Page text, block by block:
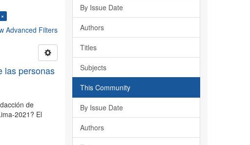
Advanced Filters
las personas
de
2021? El
By Issue Date
Authors
Titles
Subjects
This Community
By Issue Date
Authors